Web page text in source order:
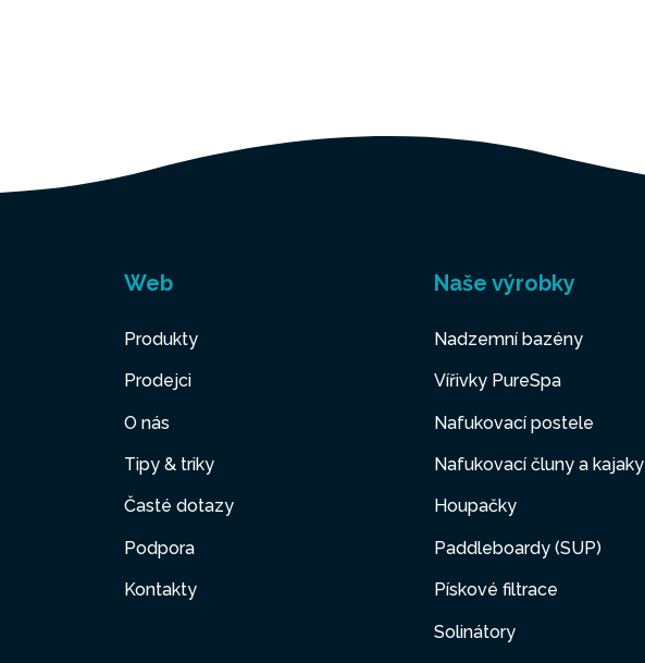
Web
Produkty
Prodejci
O nás
Tipy & triky
Časté dotazy
Podpora
Kontakty
Naše výrobky
Nadzemní bazény
Vířivky PureSpa
Nafukovací postele
Nafukovací čluny a kajaky
Houpačky
Paddleboardy (SUP)
Pískové filtrace
Solinátory